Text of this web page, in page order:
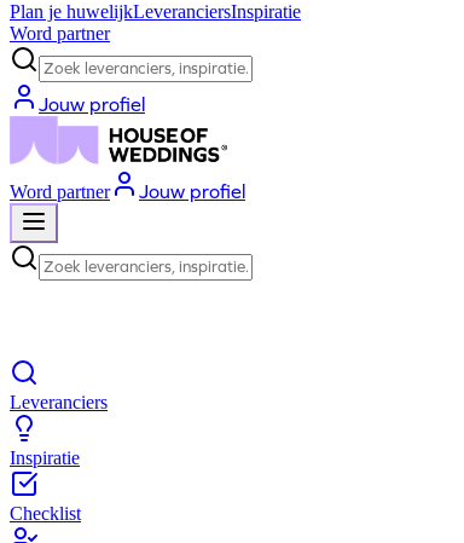
Plan je huwelijkLeveranciersInspiratie
Word partner
Zoek leveranciers, inspiratie...
Jouw profiel
Word partner Jouw profiel
Zoek leveranciers, inspiratie...
Leveranciers
Inspiratie
Checklist